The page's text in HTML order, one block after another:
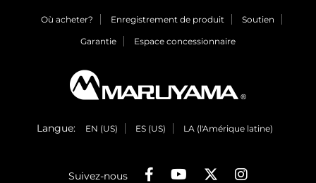
Où acheter? Enregistrement de produit Soutien
Garantie Espace concessionnaire
Langue: EN (US) ES (US) LA (l'Amérique latine)
Suivez-nous